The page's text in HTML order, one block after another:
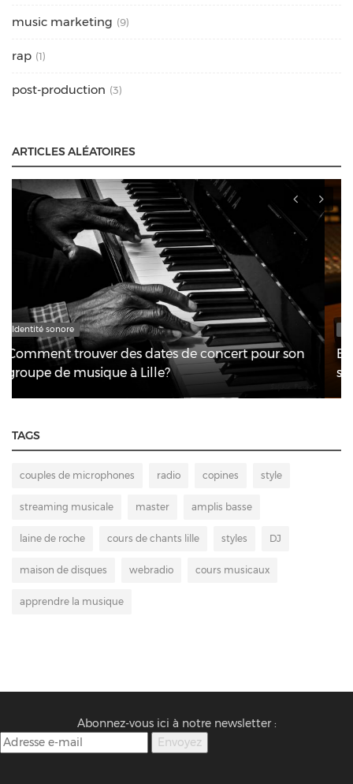
music marketing (9)
rap (1)
post-production (3)
ARTICLES ALÉATOIRES
Enregistrement
Bien choisir sa carte son : 4 modèles pour avancer
sereinement
TAGS
couples de microphones radio copines style
streaming musicale master amplis basse
laine de roche cours de chants lille styles DJ
maison de disques webradio cours musicaux
apprendre la musique
Abonnez-vous ici à notre newsletter :